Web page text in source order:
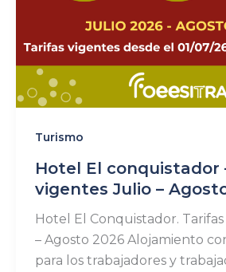
Turismo
Hotel El conquistador
vigentes Julio –
Hotel El Conquistador.
– Agosto 2026 Alojamiento
para los trabajadores y